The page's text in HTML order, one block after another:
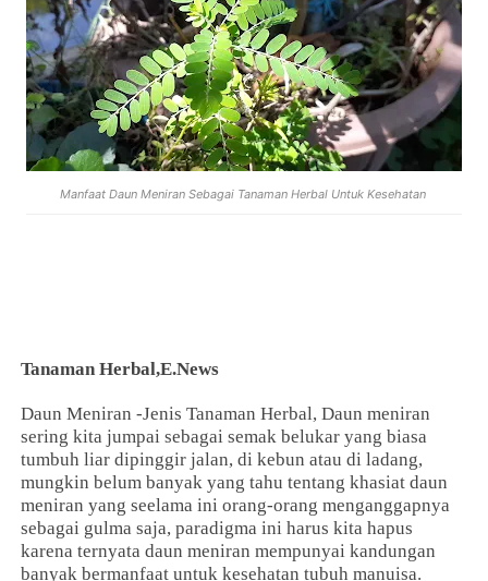
Manfaat Daun Meniran Sebagai Tanaman Herbal Untuk Kesehatan
Tanaman Herbal,E.News
Daun Meniran -Jenis Tanaman Herbal, Daun meniran
sering kita jumpai sebagai semak belukar yang biasa
tumbuh liar dipinggir jalan, di kebun atau di ladang,
mungkin belum banyak yang tahu tentang khasiat daun
meniran yang seelama ini orang-orang menganggapnya
sebagai gulma saja, paradigma ini harus kita hapus
karena ternyata daun meniran mempunyai kandungan
banyak bermanfaat untuk kesehatan tubuh manuisa.